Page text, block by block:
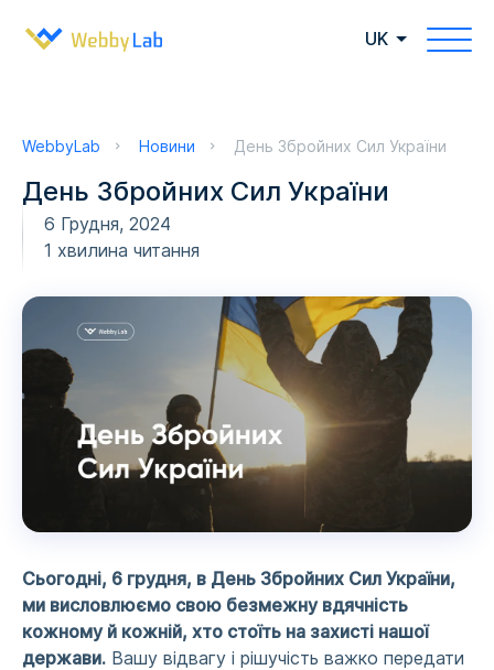
UK
WebbyLab Новини День Збройних Сил України
День Збройних Сил України
6 Грудня, 2024
1 хвилина читання
Сьогодні, 6 грудня, в День Збройних Сил України,
ми висловлюємо свою безмежну вдячність
кожному й кожній, хто стоїть на захисті нашої
держави. Вашу відвагу і рішучість важко передати